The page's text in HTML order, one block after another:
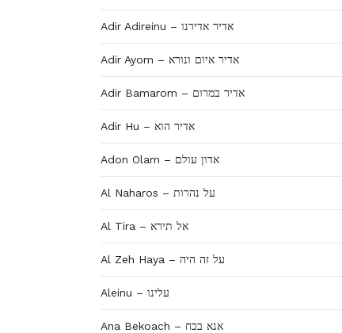
Adir Adireinu – אדיר אדירנו
Adir Ayom – אדיר איום ונורא
Adir Bamarom – אדיר במרום
Adir Hu – אדיר הוא
Adon Olam – אדון עולם
Al Naharos – על נהרות
Al Tira – אל תירא
Al Zeh Haya – על זה היה
Aleinu – עלינו
Ana Bekoach – אנא בכח